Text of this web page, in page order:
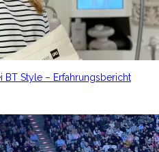
BT Style – Erfahrungsbericht